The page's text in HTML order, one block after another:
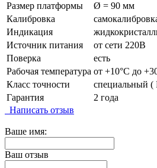
Размер платформы
Ø = 90 мм
Калибровка
Индикация
Источник питания
от сети 220В
Поверка
есть
Рабочая температура от +10°C до
Класс точности
специальный (
Гарантия
2 года
Написать отзыв
Ваше имя:
Ваш отзыв